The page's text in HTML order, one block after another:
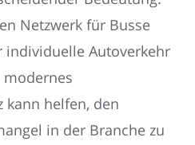
Netzwerk für Busse
individuelle Autoverkehr
modernes
kann helfen, den
in der Branche zu